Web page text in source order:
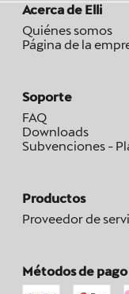
Acerca de Elli
Quiénes somos
Página de la
Soporte
FAQ
Downloads
Subvenciones -
Productos
Proveedor de
Métodos de pago